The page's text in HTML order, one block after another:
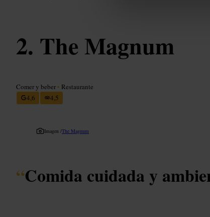
The Magnum
Comer y beber • Restaurante
4,6
4,5
Imagen /The Magnum
“Comida cuidada y